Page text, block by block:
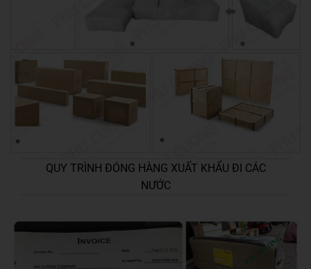
QUY TRÌNH ĐÓNG HÀNG XUẤT KHẨU ĐI CÁC
NƯỚC